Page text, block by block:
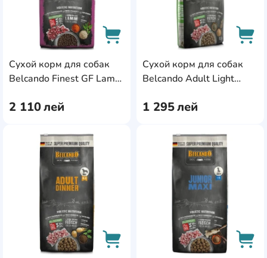
Сухой корм для собак
Belcando Finest GF Lamb
2 110лей
AddCardToCart
Сухой корм для собак
Belcando Adult Light
1 295лей
AddCardToFavourite